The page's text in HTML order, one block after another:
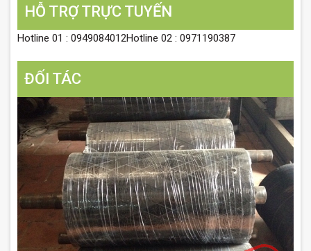
HỖ TRỢ TRỰC TUYẾN
Hotline 01 : 0949084012Hotline 02 : 0971190387
ĐỐI TÁC